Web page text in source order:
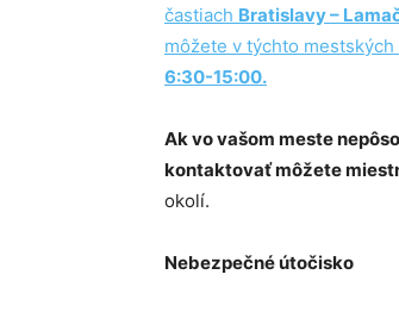
častiach Bratislavy –
môžete v týchto
6:30-15:00.
Ak vo vašom meste
kontaktovať môžete
okolí.
Nebezpečné útočisko